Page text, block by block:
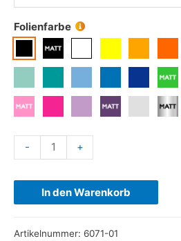
Folienfarbe
- +
In den Warenkorb
Artikelnummer: 6071-01